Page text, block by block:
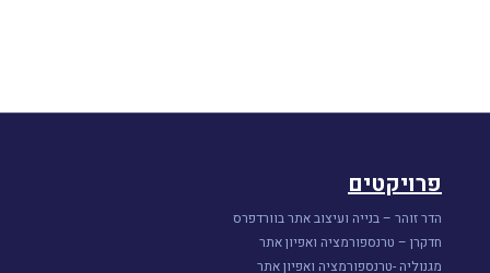
פרויקטים
הדר זוהר – בנייה ועיצוב אתר בוורדפרס
חדקרן – טרנספורמציה ואפיון אתר
מגנוליה -טרנספורמציה ואפיון אתר